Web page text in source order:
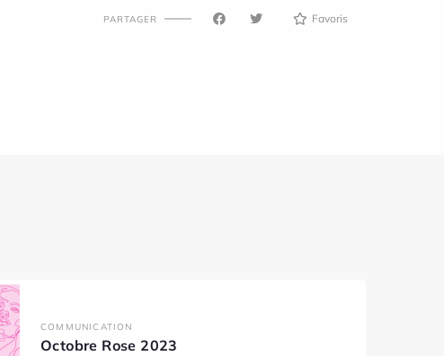
PARTAGER Favoris
COMMUNICATION
Octobre Rose 2023